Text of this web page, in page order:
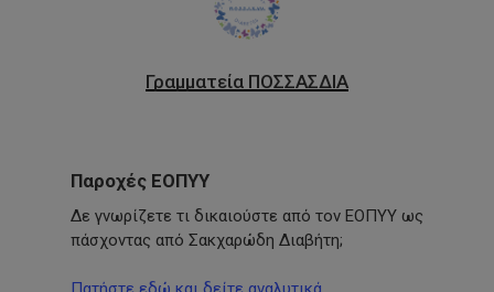
Γραμματεία ΠΟΣΣΑΣΔΙΑ
Παροχές ΕΟΠΥΥ
Δε γνωρίζετε τι δικαιούστε από τον ΕΟΠΥΥ ως
πάσχοντας από Σακχαρώδη Διαβήτη;